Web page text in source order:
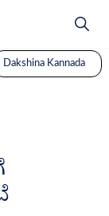
Dakshina Kannada